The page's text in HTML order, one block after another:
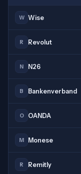
W Wise
R Revolut
N N26
B Bankenverband
O OANDA
M Monese
R Remitly